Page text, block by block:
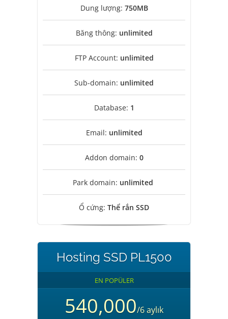
Dung lượng: 750MB
Băng thông: unlimited
FTP Account: unlimited
Sub-domain: unlimited
Database: 1
Email: unlimited
Addon domain: 0
Park domain: unlimited
Ổ cứng: Thể rắn SSD
Hosting SSD PL1500
EN POPÜLER
540,000/6 aylık